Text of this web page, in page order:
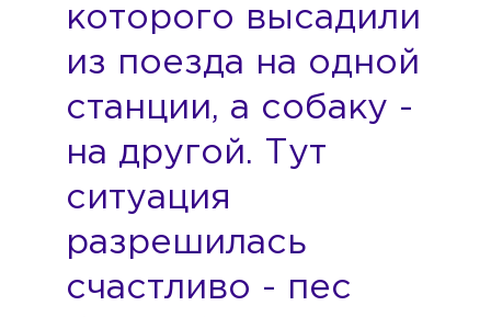
которого высадили
из поезда на одной
станции, а собаку -
на другой. Тут
ситуация
разрешилась
счастливо - пес